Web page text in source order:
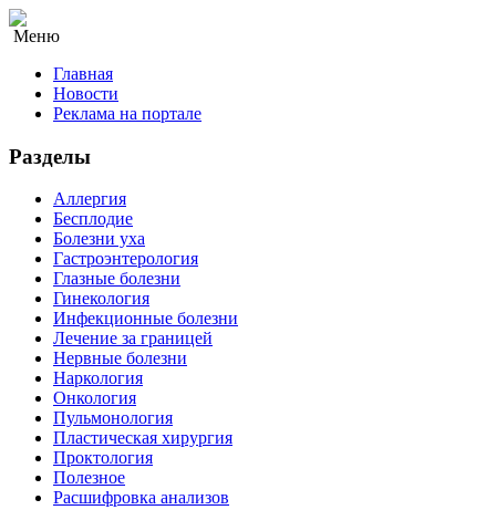
Меню
Главная
Новости
Реклама на портале
Разделы
Аллергия
Бесплодие
Болезни уха
Гастроэнтерология
Глазные болезни
Гинекология
Инфекционные болезни
Лечение за границей
Нервные болезни
Наркология
Онкология
Пульмонология
Пластическая хирургия
Проктология
Полезное
Расшифровка анализов